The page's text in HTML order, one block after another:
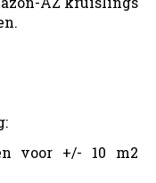
voor +/- 10 m2